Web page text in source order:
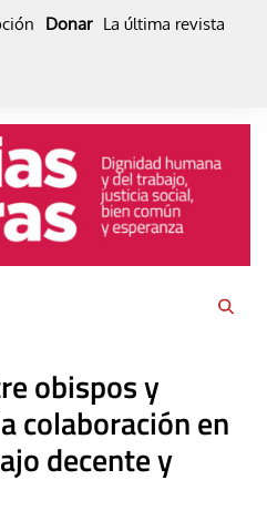
Donar La última revista
obispos y
colaboración en
decente y